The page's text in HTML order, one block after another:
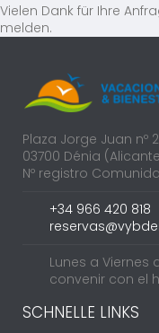
Vielen Dank für Ihre
melden.
Plaza Jorge Juan nº 2
03700 Dénia
Nº registro
+34 966 420 818
Lunes a Viernes
convenir con el
SCHNELLE LINKS